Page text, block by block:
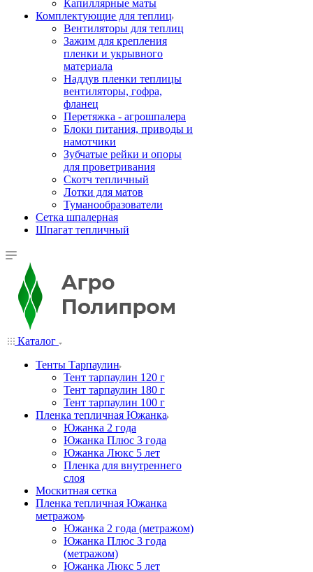
Капиллярные маты
Комплектующие для теплиц
Вентиляторы для теплиц
Зажим для крепления
пленки и укрывного
материала
Наддув пленки теплицы
вентиляторы, гофра,
фланец
Перетяжка - агрошпалера
Блоки питания, приводы и
намотчики
Зубчатые рейки и опоры
для проветривания
Скотч тепличный
Лотки для матов
Туманообразователи
Сетка шпалерная
Шпагат тепличный
Каталог
Тенты Тарпаулин
Тент тарпаулин 120 г
Тент тарпаулин 180 г
Тент тарпаулин 100 г
Пленка тепличная Южанка
Южанка 2 года
Южанка Плюс 3 года
Южанка Люкс 5 лет
Пленка для внутреннего
слоя
Москитная сетка
Пленка тепличная Южанка
метражом
Южанка 2 года (метражом)
Южанка Плюс 3 года
(метражом)
Южанка Люкс 5 лет